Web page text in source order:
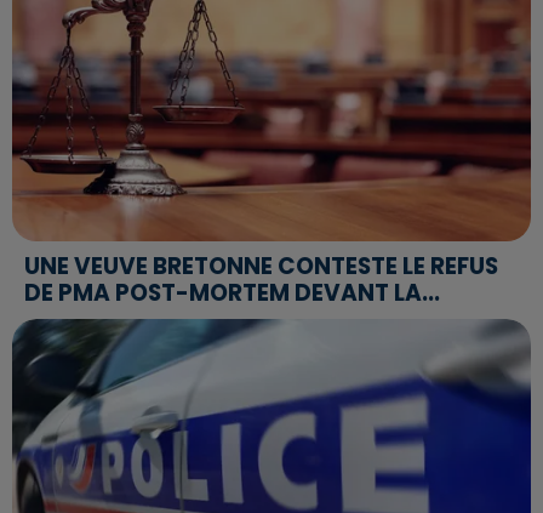
UNE VEUVE BRETONNE CONTESTE LE REFUS
DE PMA POST-MORTEM DEVANT LA...